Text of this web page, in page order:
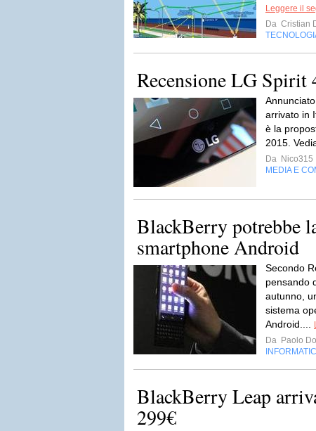
Leggere il
Da Cristian
Recensione LG Spirit
arrivato in
è la
2015.
Da Nico315
MEDIA E
BlackBerry potrebbe
smartphone Android
Secondo
pensando
autunno,
sistema
Android....
Da Paolo
BlackBerry Leap
299€